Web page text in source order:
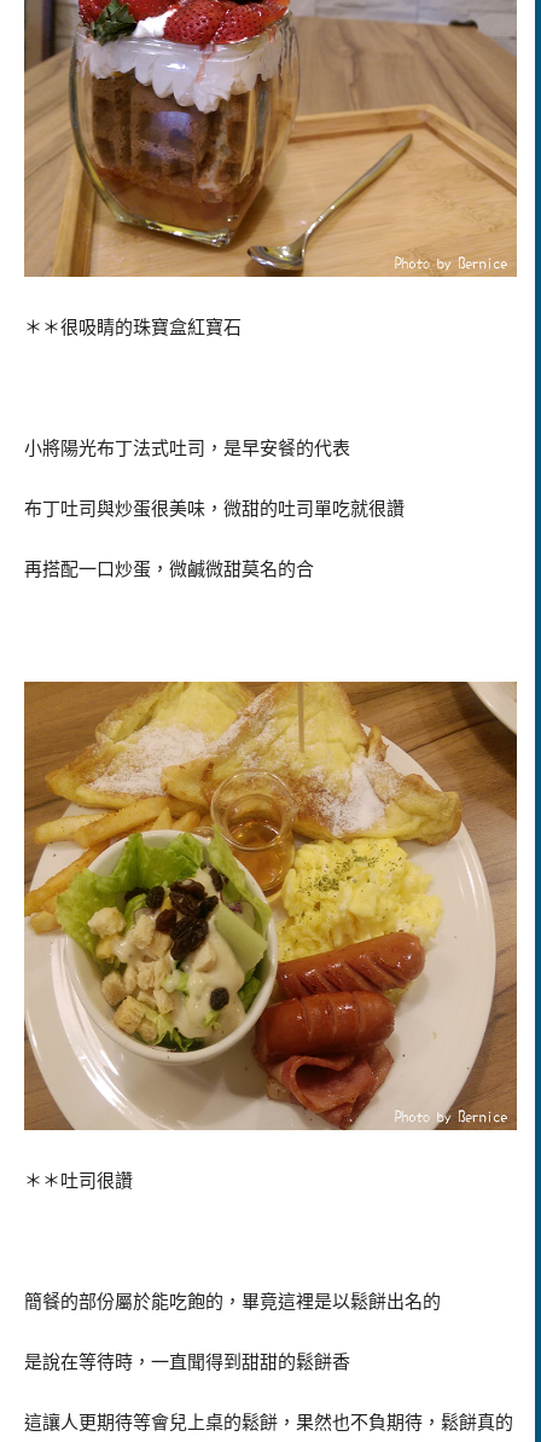
＊＊很吸睛的珠寶盒紅寶石
小將陽光布丁法式吐司，是早安餐的代表
布丁吐司與炒蛋很美味，微甜的吐司單吃就很讚
再搭配一口炒蛋，微鹹微甜莫名的合
＊＊吐司很讚
簡餐的部份屬於能吃飽的，畢竟這裡是以鬆餅出名的
是說在等待時，一直聞得到甜甜的鬆餅香
這讓人更期待等會兒上桌的鬆餅，果然也不負期待，鬆餅真的